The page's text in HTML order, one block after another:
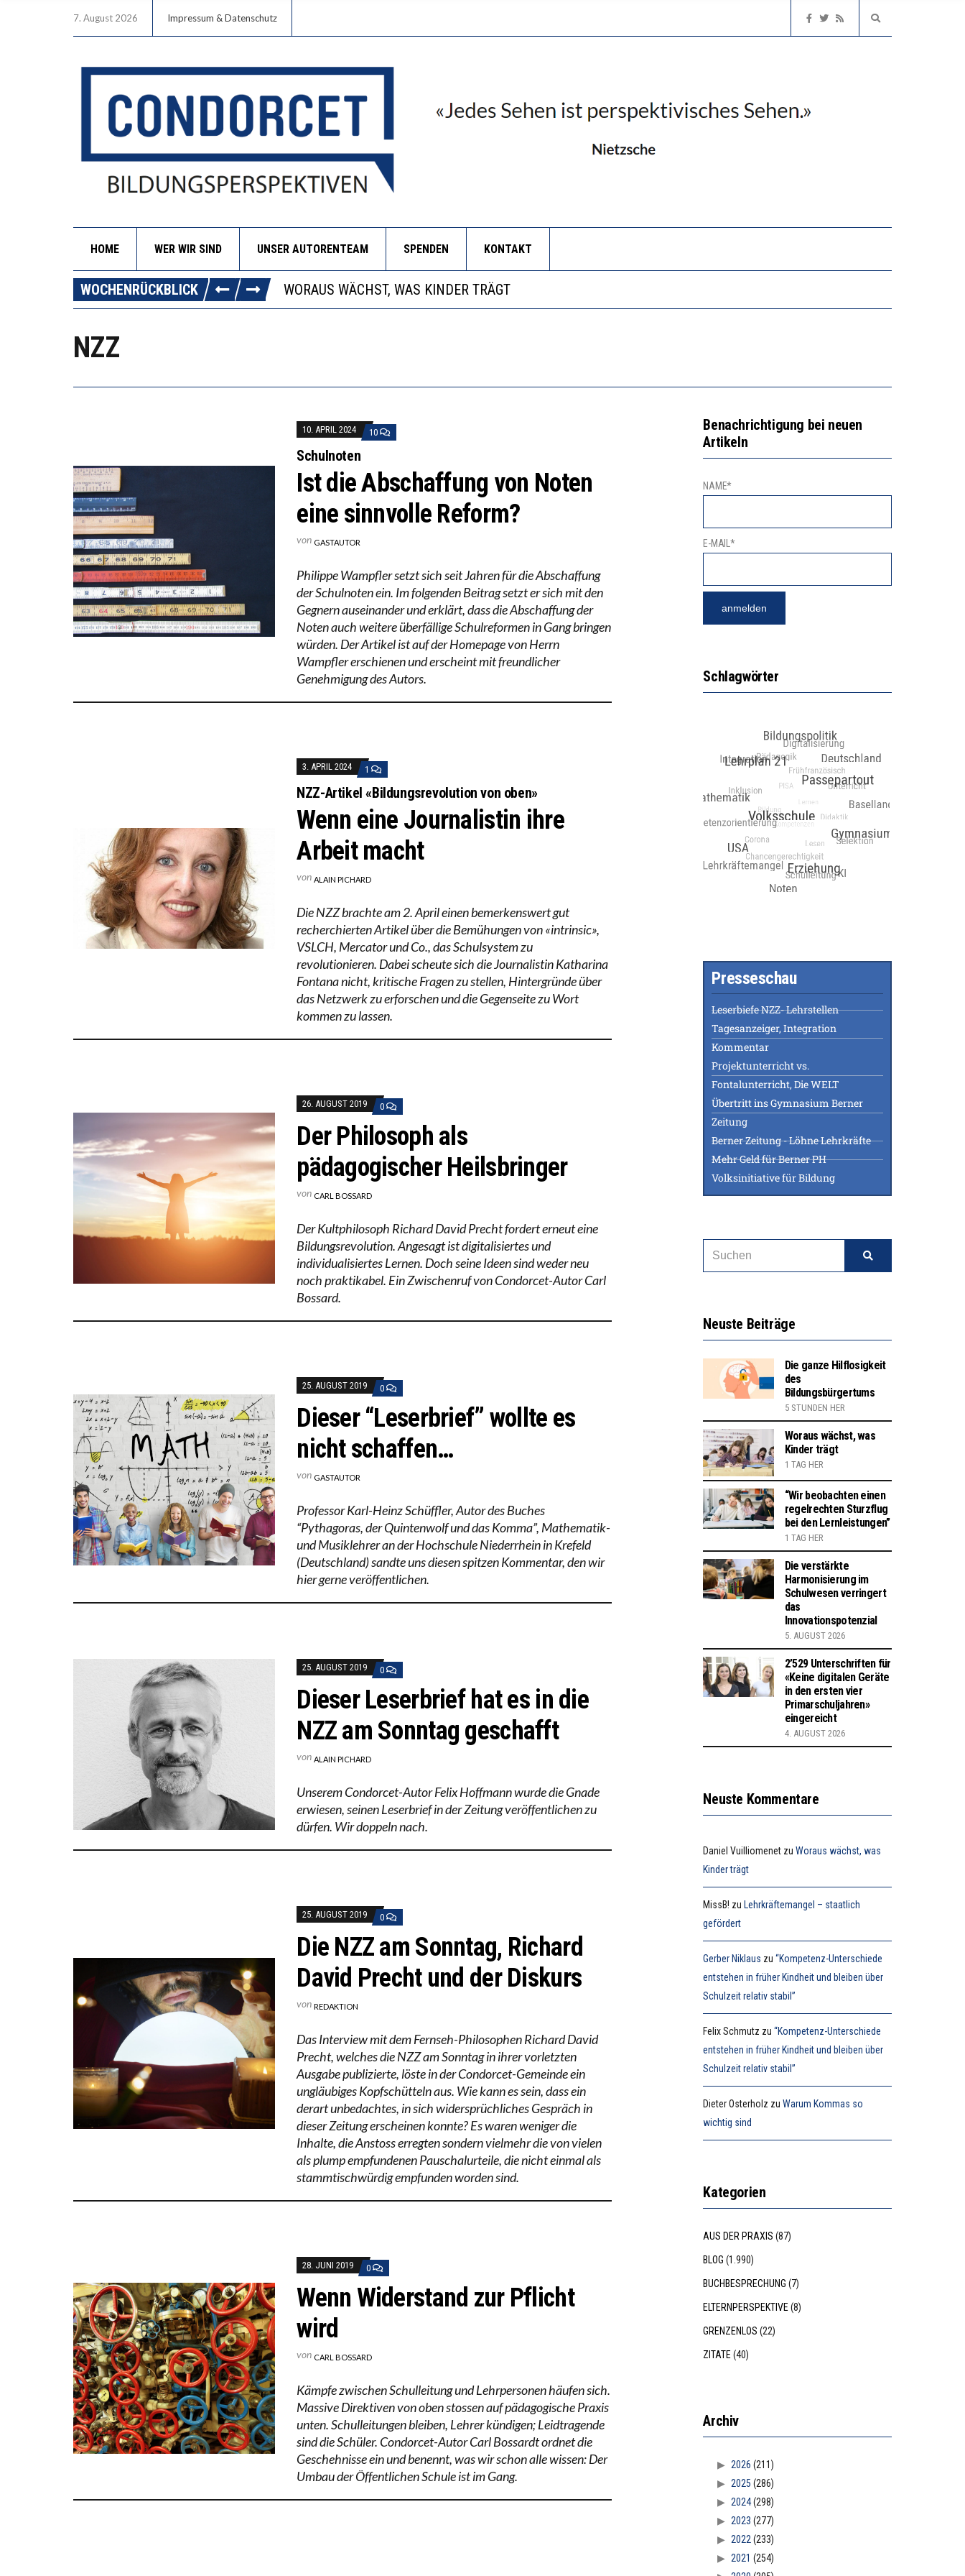
7. August 2026 Impressum & Datenschutz
HOME WER WIR SIND UNSER AUTORENTEAM SPENDEN KONTAKT
WOCHENRÜCKBLICK
DIE GANZE HILFLOSIGKEIT DES BILDUNGSBÜRGERTUMS
WORAUS WÄCHST, WAS KINDER TRÄGT
“WIR BEOBACHTEN EINEN REGELRECHTEN STURZFLUG BEI DEN LERNLEISTUNGEN”
NZZ
10. APRIL 2024 10
Schulnoten
Ist die Abschaffung von Noten
eine sinnvolle Reform?
von GASTAUTOR
Philippe Wampfler setzt sich seit Jahren für die Abschaffung
der Schulnoten ein. Im folgenden Beitrag setzt er sich mit den
Gegnern auseinander und erklärt, dass die Abschaffung der
Noten auch weitere überfällige Schulreformen in Gang bringen
würden. Der Artikel ist auf der Homepage von Herrn
Wampfler erschienen und erscheint mit freundlicher
Genehmigung des Autors.
3. APRIL 2024 1
NZZ-Artikel «Bildungsrevolution von oben»
Wenn eine Journalistin ihre
Arbeit macht
von ALAIN PICHARD
Die NZZ brachte am 2. April einen bemerkenswert gut
recherchierten Artikel über die Bemühungen von «intrinsic»,
VSLCH, Mercator und Co., das Schulsystem zu
revolutionieren. Dabei scheute sich die Journalistin Katharina
Fontana nicht, kritische Fragen zu stellen, Hintergründe über
das Netzwerk zu erforschen und die Gegenseite zu Wort
kommen zu lassen.
26. AUGUST 2019 0
Der Philosoph als
pädagogischer Heilsbringer
von CARL BOSSARD
Der Kultphilosoph Richard David Precht fordert erneut eine
Bildungsrevolution. Angesagt ist digitalisiertes und
individualisiertes Lernen. Doch seine Ideen sind weder neu
noch praktikabel. Ein Zwischenruf von Condorcet-Autor Carl
Bossard.
25. AUGUST 2019 0
Dieser “Leserbrief” wollte es
nicht schaffen…
von GASTAUTOR
Professor Karl-Heinz Schüffler, Autor des Buches
“Pythagoras, der Quintenwolf und das Komma”, Mathematik-
und Musiklehrer an der Hochschule Niederrhein in Krefeld
(Deutschland) sandte uns diesen spitzen Kommentar, den wir
hier gerne veröffentlichen.
25. AUGUST 2019 0
Dieser Leserbrief hat es in die
NZZ am Sonntag geschafft
von ALAIN PICHARD
Unserem Condorcet-Autor Felix Hoffmann wurde die Gnade
erwiesen, seinen Leserbrief in der Zeitung veröffentlichen zu
dürfen. Wir doppeln nach.
25. AUGUST 2019 0
Die NZZ am Sonntag, Richard
David Precht und der Diskurs
von REDAKTION
Das Interview mit dem Fernseh-Philosophen Richard David
Precht, welches die NZZ am Sonntag in ihrer vorletzten
Ausgabe publizierte, löste in der Condorcet-Gemeinde ein
ungläubiges Kopfschütteln aus. Wie kann es sein, dass ein
derart unbedachtes, in sich widersprüchliches Gespräch in
dieser Zeitung erscheinen konnte? Es waren weniger die
Inhalte, die Anstoss erregten sondern vielmehr die von vielen
als plump empfundenen Pauschalurteile, die nicht einmal als
stammtischwürdig empfunden worden sind.
28. JUNI 2019 0
Wenn Widerstand zur Pflicht
wird
von CARL BOSSARD
Kämpfe zwischen Schulleitung und Lehrpersonen häufen sich.
Massive Direktiven von oben stossen auf pädagogische Praxis
unten. Schulleitungen bleiben, Lehrer kündigen; Leidtragende
sind die Schüler. Condorcet-Autor Carl Bossardt ordnet die
Geschehnisse ein und benennt, was wir schon alle wissen: Der
Umbau der Öffentlichen Schule ist im Gang.
Benachrichtigung bei neuen
Artikeln
NAME*
E-MAIL*
Schlagwörter
Presseschau
Leserbiefe NZZ- Lehrstellen
Tagesanzeiger, Integration
Kommentar
Projektunterricht vs.
Fontalunterricht, Die WELT
Übertritt ins Gymnasium Berner
Zeitung
Berner Zeitung - Löhne Lehrkräfte
Mehr Geld für Berner PH
Volksinitiative für Bildung
Neuste Beiträge
Die ganze Hilflosigkeit
des
Bildungsbürgertums
5 STUNDEN HER
Woraus wächst, was
Kinder trägt
1 TAG HER
“Wir beobachten einen
regelrechten Sturzflug
bei den Lernleistungen”
1 TAG HER
Die verstärkte
Harmonisierung im
Schulwesen verringert
das
Innovationspotenzial
5. AUGUST 2026
2’529 Unterschriften für
«Keine digitalen Geräte
in den ersten vier
Primarschuljahren»
eingereicht
4. AUGUST 2026
Neuste Kommentare
Daniel Vuilliomenet zuWoraus wächst, was
Kinder trägt
MissB! zu Lehrkräftemangel – staatlich
gefördert
Gerber Niklaus zu“Kompetenz-Unterschiede
entstehen in früher Kindheit und bleiben über
Schulzeit relativ stabil”
Felix Schmutz zu“Kompetenz-Unterschiede
entstehen in früher Kindheit und bleiben über
Schulzeit relativ stabil”
Dieter Osterholz zuWarum Kommas so
wichtig sind
Kategorien
AUS DER PRAXIS (87)
BLOG (1.990)
BUCHBESPRECHUNG (7)
ELTERNPERSPEKTIVE(8)
GRENZENLOS (22)
ZITATE(40)
Archiv
2026 (211)
2025 (286)
2024(298)
2023 (277)
2022(233)
2021 (254)